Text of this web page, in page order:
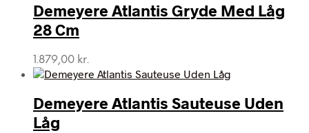
Demeyere Atlantis Gryde Med Låg
28 Cm
1.879,00 kr.
Demeyere Atlantis Sauteuse Uden
Låg